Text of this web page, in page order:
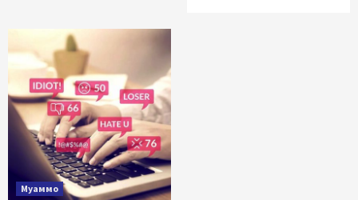
Муаммо